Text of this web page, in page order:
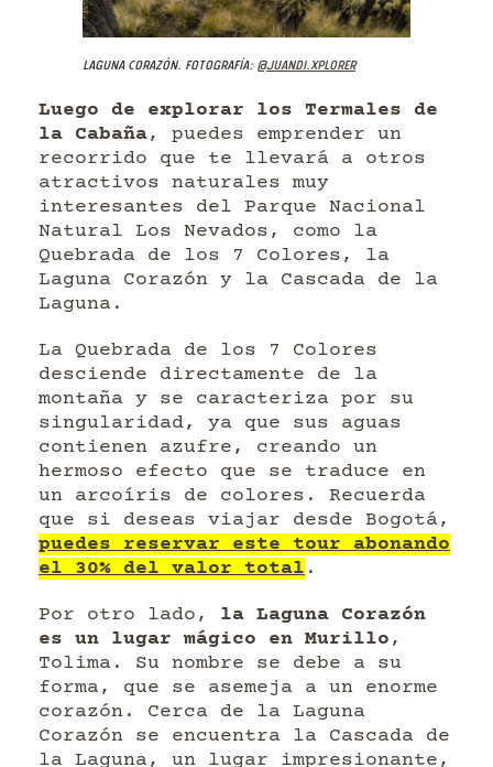
Laguna Corazón. Fotografía: @juandi.xplorer
Luego de explorar los Termales de
la Cabaña, puedes emprender un
recorrido que te llevará a otros
atractivos naturales muy
interesantes del Parque Nacional
Natural Los Nevados, como la
Quebrada de los 7 Colores, la
Laguna Corazón y la Cascada de la
Laguna.
La Quebrada de los 7 Colores
desciende directamente de la
montaña y se caracteriza por su
singularidad, ya que sus aguas
contienen azufre, creando un
hermoso efecto que se traduce en
un arcoíris de colores. Recuerda
que si deseas viajar desde Bogotá,
puedes reservar este tour abonando
el 30% del valor total .
Por otro lado, la Laguna Corazón
es un lugar mágico en Murillo ,
Tolima. Su nombre se debe a su
forma, que se asemeja a un enorme
corazón. Cerca de la Laguna
Corazón se encuentra la Cascada de
la Laguna, un lugar impresionante,